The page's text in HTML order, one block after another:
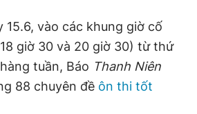
15.6, vào các khung giờ cố
giờ 30 và 20 giờ 30) từ thứ
tuần, Báo Thanh Niên
88 chuyên đề ôn thi tốt